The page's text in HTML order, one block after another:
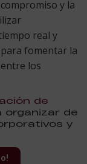
y la
real y
fomentar la
los
de
organizar de
y